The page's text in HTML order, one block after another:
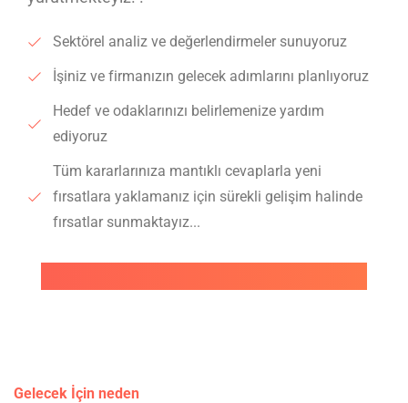
Sektörel analiz ve değerlendirmeler sunuyoruz
İşiniz ve firmanızın gelecek adımlarını planlıyoruz
Hedef ve odaklarınızı belirlemenize yardım
ediyoruz
Tüm kararlarınıza mantıklı cevaplarla yeni
fırsatlara yaklamanız için sürekli gelişim halinde
fırsatlar sunmaktayız...
Gelecek İçin neden